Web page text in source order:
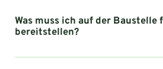
Was muss ich auf der Baustelle
bereitstellen?